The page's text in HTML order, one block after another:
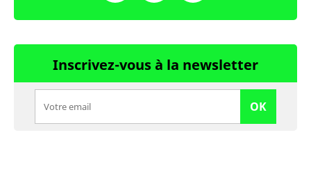
Inscrivez-vous à la newsletter
OK